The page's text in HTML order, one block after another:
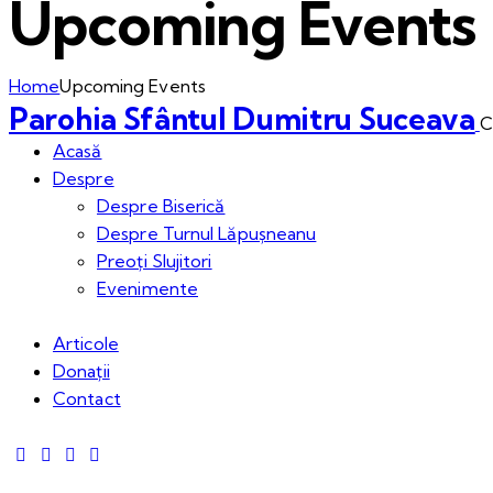
Upcoming Events
HomeUpcoming Events
Parohia Sfântul Dumitru Suceava
Acasă
Despre
Despre Biserică
Despre Turnul Lăpușneanu
Preoți Slujitori
Evenimente
Articole
Donații
Contact